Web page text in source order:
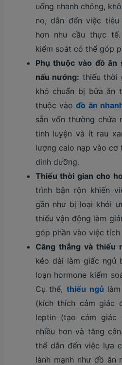
uống nhanh chóng,
no, dẫn đến việc
hơn nhu cầu thực
kiểm soát có thể góp
Phụ thuộc vào đồ ăn
nấu nướng: thiếu thời
khó chuẩn bị bữa ăn
thuộc vàođồ ăn
sẵn vốn thường chứa
tinh luyện và ít rau
lượng calo nạp vào cơ
dinh dưỡng.
Thiếu thời gian cho
trình bận rộn khiến
gần như bị loại khỏi
thiếu vận động làm
góp phần vào việc
Căng thẳng và thiếu
kéo dài làm giấc ngủ
loạn hormone kiểm
Cụ thể, thiếu ngủ
(kích thích cảm giác
leptin (tạo cảm giác
nhiều hơn và tăng cân.
thể dẫn đến việc lựa
lành mạnh như đồ ăn